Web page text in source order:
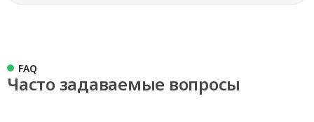
FAQ
Часто задаваемые вопросы